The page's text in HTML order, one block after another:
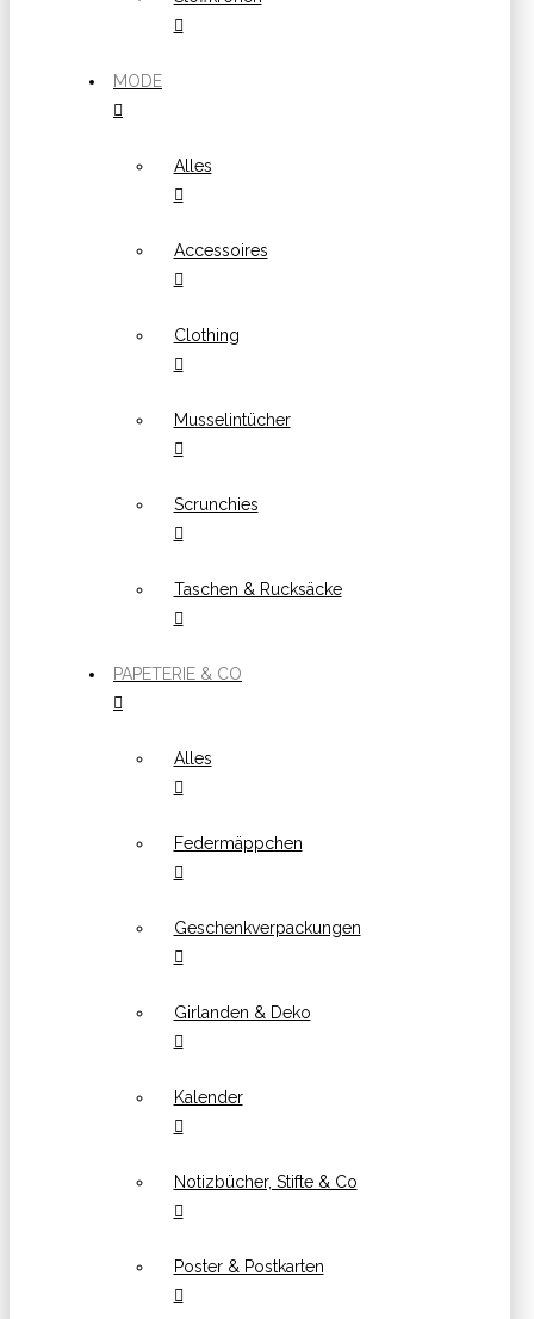
MODE
Alles
Accessoires
Clothing
Musselintücher
Scrunchies
Taschen & Rucksäcke
PAPETERIE & CO
Alles
Federmäppchen
Geschenkverpackungen
Girlanden & Deko
Kalender
Notizbücher, Stifte & Co
Poster & Postkarten